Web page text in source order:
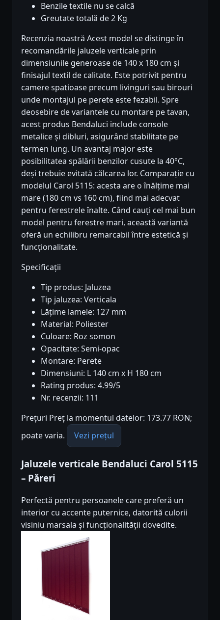
Benzile textile nu se calcă
Greutate totală de 2 Kg
Recenzia noastră Acest model se distinge în
recomandările jaluzele verticale prin
dimensiunile generoase de 140 x 180 cm și
finisajul textil de calitate. Este potrivit pentru
camere spatioase precum livinguri sau birouri
unde montajul pe perete este fezabil. Spre
deosebire de variantele cu montare pe tavan,
acest produs Bendaluci include console
metalice și dibluri, asigurând stabilitate pe
termen lung. Un avantaj major este
posibilitatea spălării benzilor cusute la 40°C,
deși trebuie evitată călcarea lor. Comparație cu
modelul Carol 5115: acesta are o înălțime mai
mare (180 cm vs 160 cm), fiind mai adecvat
pentru ferestrele înalte. Când cauți cel mai bun
model pentru ferestre mari, această variantă
oferă un echilibru remarcabil între estetică și
funcționalitate.
Specificații
Tip produs: Jaluzea
Tip jaluzea: Verticala
Lățime lamele: 127 mm
Material: Poliester
Culoare: Roz somon
Opacitate: Semi-opac
Montare: Perete
Dimensiuni: L 140 cm x H 180 cm
Rating produs: 4.99/5
Nr. recenzii: 111
Prețuri Preț la momentul datelor: 173.77 RON;
poate varia.
Vezi prețul
Jaluzele verticale Bendaluci Carol 5115
– Păreri
Perfectă pentru persoanele care preferă un
interior cu accente puternice, datorită culorii
visiniu marsala și funcționalității dovedite.